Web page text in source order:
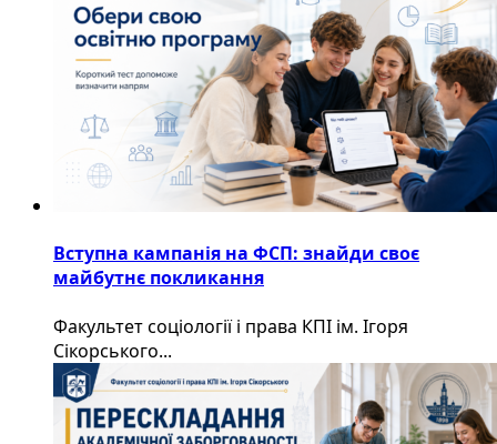
Вступна кампанія на ФСП: знайди своє
майбутнє покликання
Факультет соціології і права КПІ ім. Ігоря
Сікорського...